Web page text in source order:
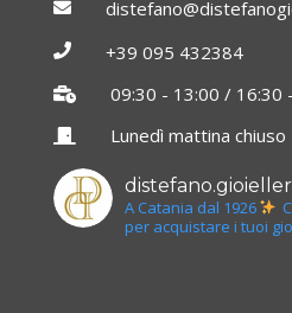
+39 095 432384
09:30 - 13:00 / 16:30
Lunedì mattina chiuso
A Catania dal 1926
per acquistare i tuoi